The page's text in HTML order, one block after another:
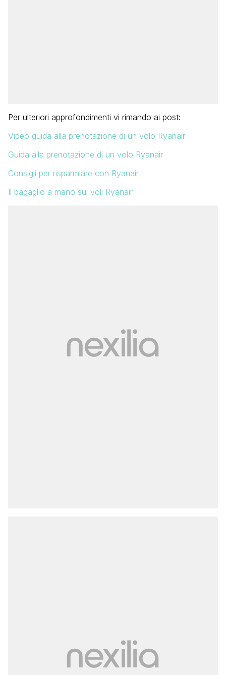
Per ulteriori approfondimenti vi rimando ai post:
Video guida alla prenotazione di un volo Ryanair
Guida alla prenotazione di un volo Ryanair
Consigli per risparmiare con Ryanair
Il bagaglio a mano sui voli Ryanair